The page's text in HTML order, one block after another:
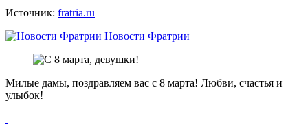
Источник: fratria.ru
Новости Фратрии
Милые дамы, поздравляем вас с 8 марта! Любви, счастья и
улыбок!